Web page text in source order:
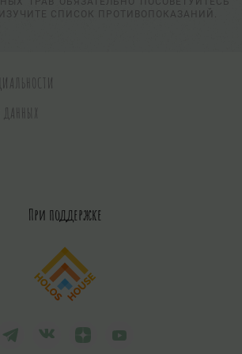
СПИСОК ПРОТИВОПОКАЗАНИЙ.
ДАННЫХ
При поддержке